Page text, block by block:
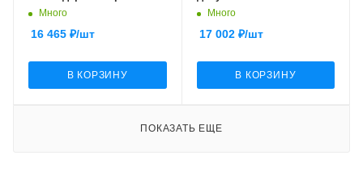
Много
16 465 ₽/шт
В КОРЗИНУ
Много
17 002₽/шт
В КОРЗИНУ
ПОКАЗАТЬ ЕЩЕ